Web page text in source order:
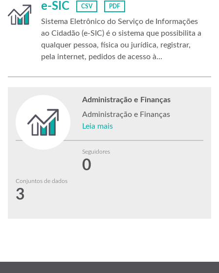
e-SIC CSV PDF
Sistema Eletrônico do Serviço de Informações
ao Cidadão (e-SIC) é o sistema que possibilita a
qualquer pessoa, física ou jurídica, registrar,
pela internet, pedidos de acesso à...
Administração e Finanças
Administração e Finanças
Leia mais
Seguidores
0
Conjuntos de dados
3